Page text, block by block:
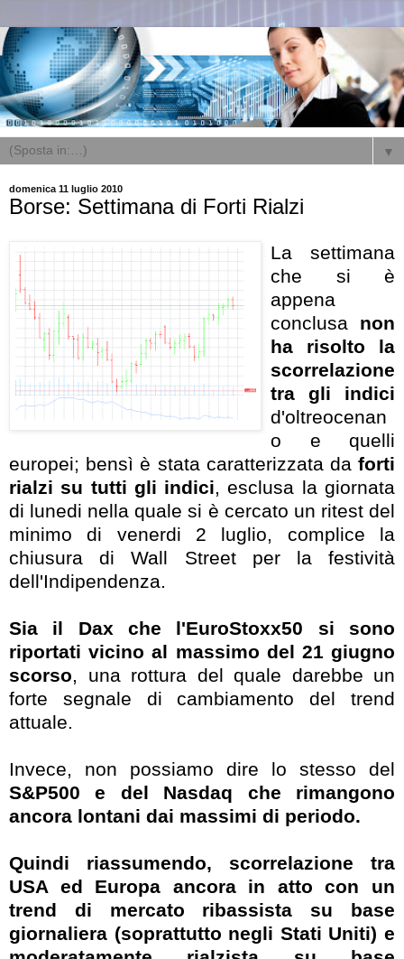
▼
domenica 11 luglio 2010
Borse: Settimana di Forti Rialzi
La settimana
che si è
appena
conclusa non
ha risolto la
scorrelazione
tra gli indici
d'oltreocenan
o e quelli
europei; bensì è stata caratterizzata da forti
rialzi su tutti gli indici, esclusa la giornata
di lunedi nella quale si è cercato un ritest del
minimo di venerdi 2 luglio, complice la
chiusura di Wall Street per la festività
dell'Indipendenza.
Sia il Dax che l'EuroStoxx50 si sono
riportati vicino al massimo del 21 giugno
scorso, una rottura del quale darebbe un
forte segnale di cambiamento del trend
attuale.
Invece, non possiamo dire lo stesso del
S&P500 e del Nasdaq che rimangono
ancora lontani dai massimi di periodo.
Quindi riassumendo, scorrelazione tra
USA ed Europa ancora in atto con un
trend di mercato ribassista su base
giornaliera (soprattutto negli Stati Uniti) e